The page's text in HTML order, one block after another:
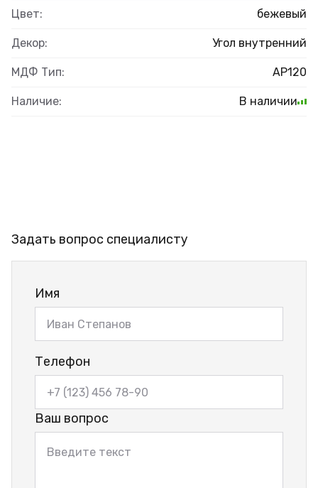
Цвет: бежевый
Декор: Угол внутренний
МДФ Тип: AP120
Наличие: В наличии
Задать вопрос специалисту
Имя
Телефон
Ваш вопрос